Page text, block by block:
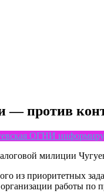
— против
ОГНИ
милиции
из приоритетных
работы по